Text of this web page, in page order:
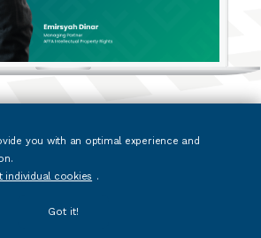
you with an optimal experience and
individual cookies .
Got it!